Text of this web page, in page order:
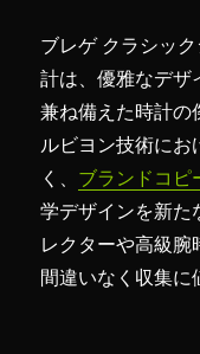
ブレゲ クラシッ
計は、優雅なデザ
兼ね備えた時計の
ルビヨン技術に
く、 ブランドコピ
学デザインを新た
レクターや高級
間違いなく収集に